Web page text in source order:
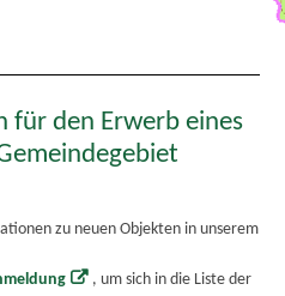
für den Erwerb eines
zu neuen Objekten in unserem
, um sich in die Liste der